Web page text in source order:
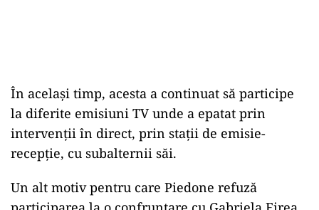
În același timp, acesta a continuat să participe
la diferite emisiuni TV unde a epatat prin
intervenții în direct, prin stații de emisie-
recepție, cu subalternii săi.
Un alt motiv pentru care Piedone refuză